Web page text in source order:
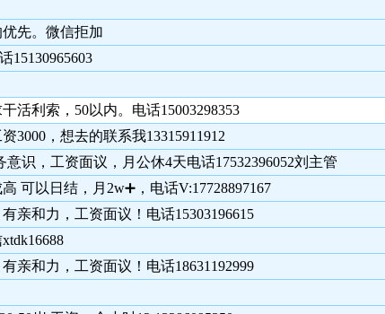
先。微信拒加
15130965603
活利索，50以内。电话15003298353
3000，想去的联系我13315911912
识，工资面议，月公休4天电话17532396052刘主管
可以日结，月2w➕，电话V:17728897167
亲和力，工资面议！电话15303196615
亲和力，工资面议！电话18631192999